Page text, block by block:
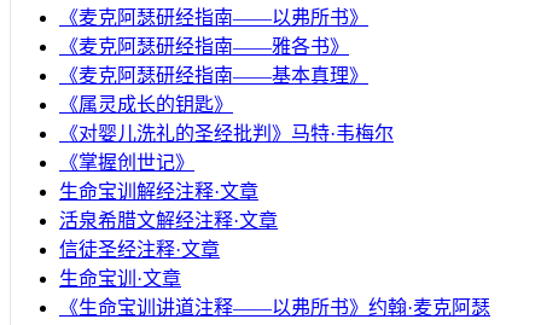
《麦克阿瑟研经指南——以弗所书》
《麦克阿瑟研经指南——雅各书》
《麦克阿瑟研经指南——基本真理》
《属灵成长的钥匙》
《对婴儿洗礼的圣经批判》马特·韦梅尔
《掌握创世记》
生命宝训解经注释·文章
活泉希腊文解经注释·文章
信徒圣经注释·文章
生命宝训·文章
《生命宝训讲道注释——以弗所书》约翰·麦克阿瑟